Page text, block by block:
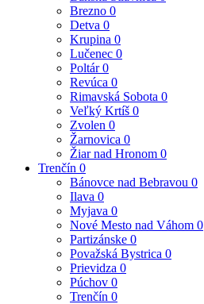
Brezno 0
Detva 0
Krupina 0
Lučenec 0
Poltár0
Revúca 0
Rimavská Sobota 0
Veľký Krtíš 0
Zvolen 0
Žarnovica 0
Žiar nad Hronom 0
Trenčín 0
Bánovce nad Bebravou 0
Ilava 0
Myjava 0
Nové Mesto nad Váhom 0
Partizánske 0
Považská Bystrica 0
Prievidza 0
Púchov 0
Trenčín 0